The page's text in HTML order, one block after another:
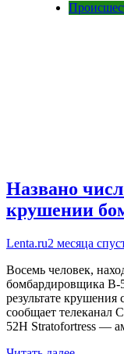
Названо
крушении
Lenta.ru2 месяца
Восемь человек,
бомбардировщика B-
результате
сообщает телеканал
52H Stratofortress —